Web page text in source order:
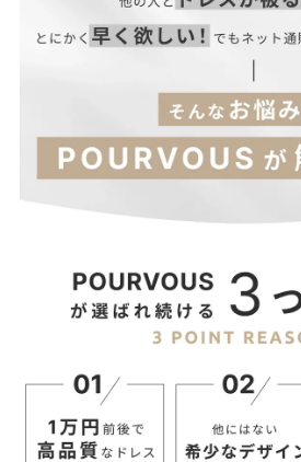
34 90
【当店のサイズガイドはこちら→】